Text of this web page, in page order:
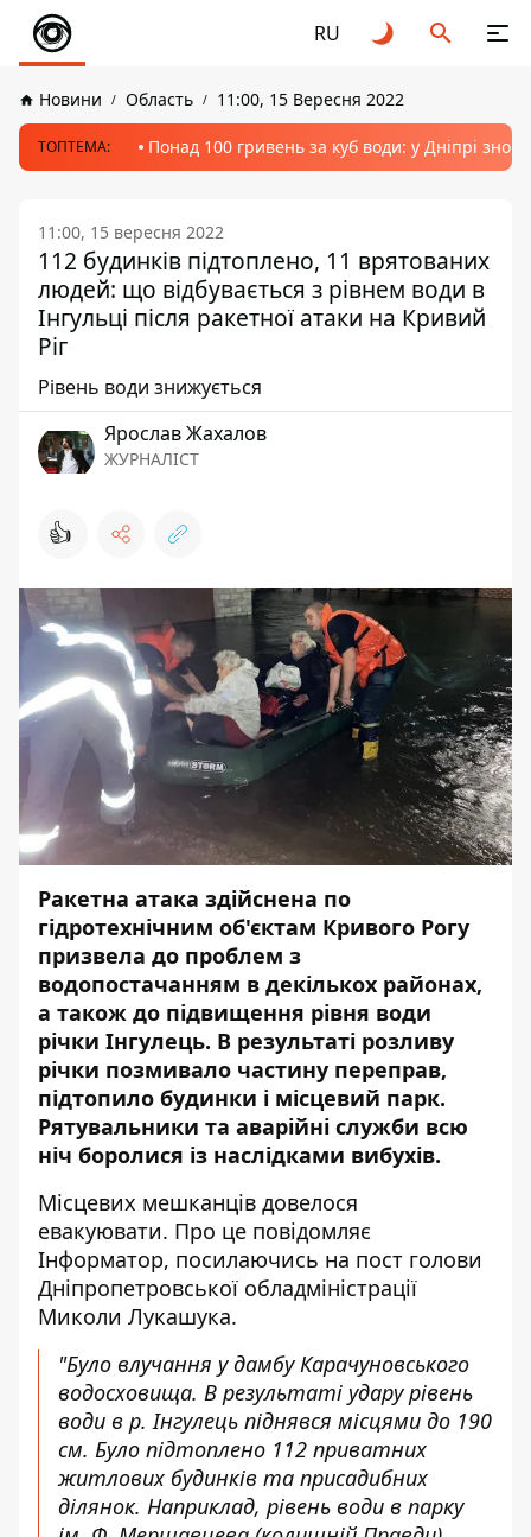
RU
Новини Область 11:00, 15 Вересня 2022
ТОПТЕМА: Понад 100 гривень за куб води: у Дніпрі
11:00, 15 вересня 2022
112 будинків підтоплено, 11 врятованих
людей: що відбувається з рівнем води в
Інгульці після ракетної атаки на Кривий
Ріг
Рівень води знижується
Ярослав Жахалов
ЖУРНАЛІСТ
👍
Ракетна атака здійснена по
гідротехнічним об'єктам Кривого Рогу
призвела до проблем з
водопостачанням в декількох районах,
а також до підвищення рівня води
річки Інгулець. В результаті розливу
річки позмивало частину переправ,
підтопило будинки і місцевий парк.
Рятувальники та аварійні служби всю
ніч боролися із наслідками вибухів.
Місцевих мешканців довелося
евакуювати. Про це повідомляє
Інформатор, посилаючись на пост голови
Дніпропетровської обладміністрації
Миколи Лукашука.
"Було влучання у дамбу Карачуновського
водосховища. В результаті удару рівень
води в р. Інгулець піднявся місцями до 190
см. Було підтоплено 112 приватних
житлових будинків та присадибних
ділянок. Наприклад, рівень води в парку